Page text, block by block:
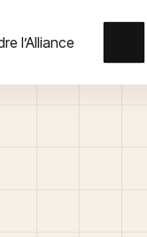
l’Alliance